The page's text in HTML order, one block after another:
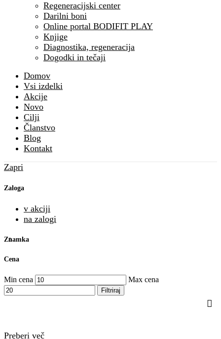
Regeneracijski center
Darilni boni
Online portal BODIFIT PLAY
Knjige
Diagnostika, regeneracija
Dogodki in tečaji
Domov
Vsi izdelki
Akcije
Novo
Cilji
Članstvo
Blog
Kontakt
Zapri
Zaloga
v akciji
na zalogi
Znamka
Cena
Min cena Max cena
Filtriraj
Preberi več